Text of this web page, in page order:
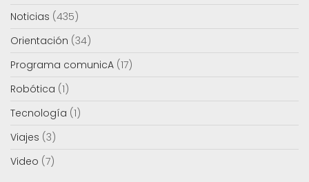
Noticias (435)
Orientación (34)
Programa comunicA (17)
Robótica (1)
Tecnología (1)
Viajes (3)
Video (7)